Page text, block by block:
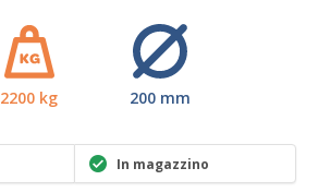
2200 kg 200 mm
In magazzino